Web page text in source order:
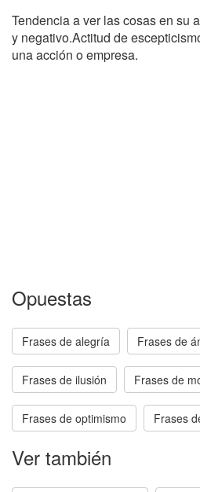
Tendencia a ver las cosas en su
y negativo.Actitud de
una acción o empresa.
Opuestas
Frases de alegría Frases de
Frases de ilusión Frases de
Frases de optimismo Frases
Ver también